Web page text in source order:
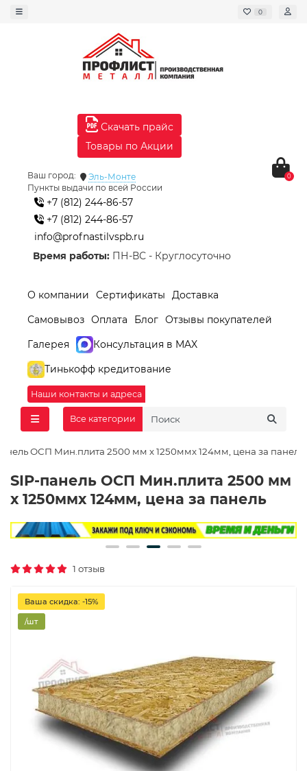
0
Скачать прайс
Товары по Акции
Ваш город:
Эль-Монте
Пункты выдачи по всей России
+7 (812) 244-86-57
+7 (812) 244-86-57
info@profnastilvspb.ru
Время работы: ПН-ВС - Круглосуточно
0
О компании Сертификаты
Доставка
Самовывоз Оплата Блог Отзывы покупателей
Галерея
Консультация в MAX
Тинькофф кредитование
Наши контакты и адреса
Все категории
ОСП Мин.плита 2500 мм х 1250ммх 124мм, цена за панель
SIP-панель ОСП Мин.плита 2500 мм
х 1250ммх 124мм, цена за панель
1 отзыв
Ваша скидка: -15%
/шт